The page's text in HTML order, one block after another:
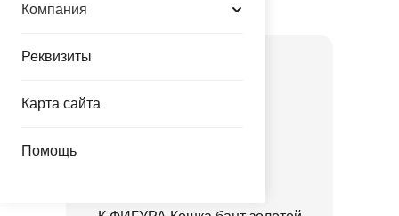
Компания
Реквизиты
Карта сайта
Помощь
Товар из коллекции